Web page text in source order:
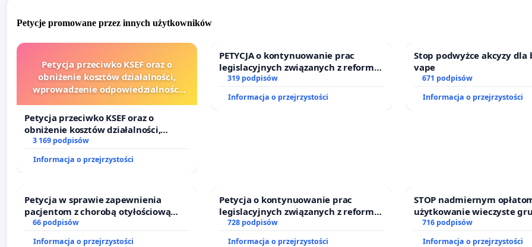
Petycje promowane przez innych użytkowników
Petycja przeciwko KSEF oraz o
obniżenie kosztów działalności,
wprowadzenie odpowiedzialności
sędziów
Petycja przeciwko KSEF oraz o
obniżenie kosztów działalności,
wprowadzenie odpowiedzialności
sędziów
3 169 podpisów
Informacja o przejrzystości
PETYCJA o kontynuowanie prac
legislacyjnych związanych z reformą
prawa rodzinnego
319 podpisów
Informacja o przejrzystości
Stop podwyżce akcyzy dla
vape
671 podpisów
Informacja o przejrzystości
Petycja w sprawie zapewnienia
pacjentom z chorobą otyłościową
dostępu do kompleksowego leczenia
66 podpisów
Informacja o przejrzystości
Petycja o kontynuowanie prac
legislacyjnych związanych z reformą
prawa rodzinnego
728 podpisów
Informacja o przejrzystości
STOP nadmiernym
użytkowanie wieczyste
zajmowanych przez
716 podpisów
Informacja o przejrzystości